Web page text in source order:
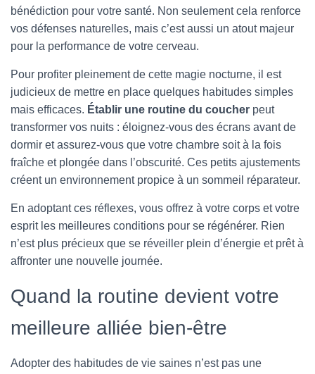
bénédiction pour votre santé. Non seulement cela renforce
vos défenses naturelles, mais c’est aussi un atout majeur
pour la performance de votre cerveau.
Pour profiter pleinement de cette magie nocturne, il est
judicieux de mettre en place quelques habitudes simples
mais efficaces. Établir une routine du coucher peut
transformer vos nuits : éloignez-vous des écrans avant de
dormir et assurez-vous que votre chambre soit à la fois
fraîche et plongée dans l’obscurité. Ces petits ajustements
créent un environnement propice à un sommeil réparateur.
En adoptant ces réflexes, vous offrez à votre corps et votre
esprit les meilleures conditions pour se régénérer. Rien
n’est plus précieux que se réveiller plein d’énergie et prêt à
affronter une nouvelle journée.
Quand la routine devient votre
meilleure alliée bien-être
Adopter des habitudes de vie saines n’est pas une